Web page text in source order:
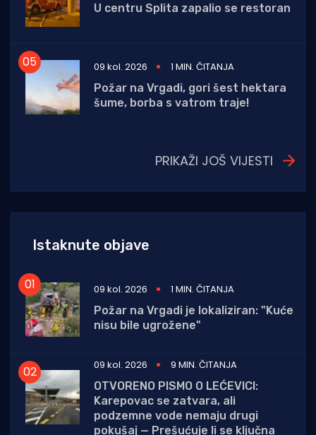
U centru Splita zapalio se restoran
09 kol. 2026
1 MIN. ČITANJA
Požar na Vrgadi, gori šest hektara
šume, borba s vatrom traje!
PRIKAŽI JOŠ VIJESTI
Istaknute objave
09 kol. 2026
1 MIN. ČITANJA
Požar na Vrgadi je lokaliziran: "Kuće
nisu bile ugrožene"
09 kol. 2026
9 MIN. ČITANJA
OTVORENO PISMO O LEĆEVICI:
Karepovac se zatvara, ali
podzemne vode nemaju drugi
pokušaj — Prešućuje li se ključna